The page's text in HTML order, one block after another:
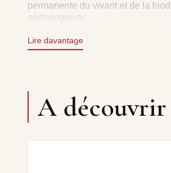
permanente du vivant et de la
pédagogique.
Les droits de cet enregistrement
Rom, Télévision, Cinéma, Sites
Lire davantage
A découvrir